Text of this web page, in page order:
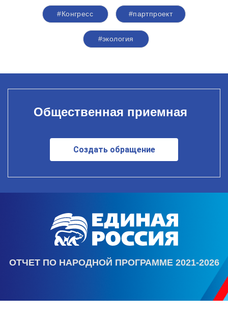
#Конгресс #партпроект
#экология
Общественная приемная
Создать обращение
ОТЧЕТ ПО НАРОДНОЙ ПРОГРАММЕ 2021-2026